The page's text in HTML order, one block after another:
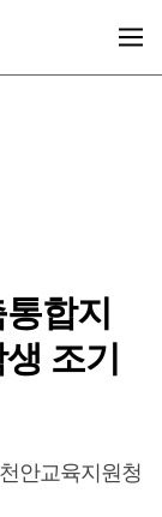
합지
조기
안교육지원청